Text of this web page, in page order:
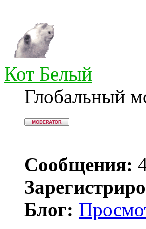
Кот Белый
Глобальный
Сообщения:
Блог: